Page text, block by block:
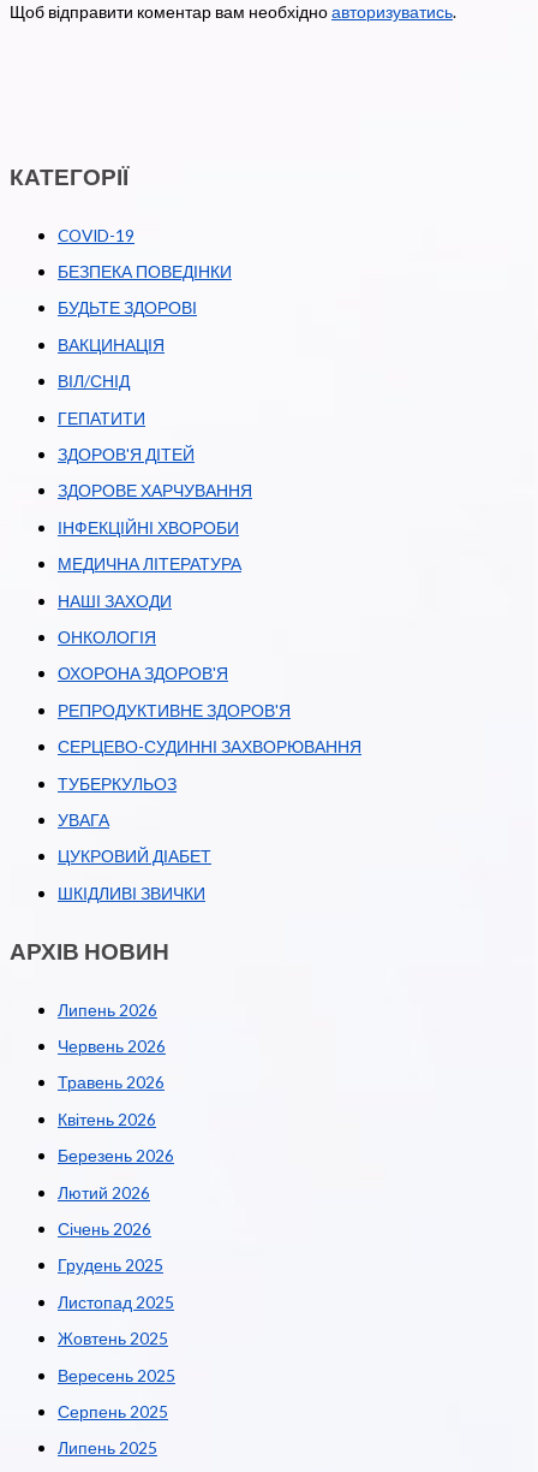
Щоб відправити коментар вам необхідноавторизуватись.
КАТЕГОРІЇ
COVID-19
БЕЗПЕКА ПОВЕДІНКИ
БУДЬТЕ ЗДОРОВІ
ВАКЦИНАЦІЯ
ВІЛ/СНІД
ГЕПАТИТИ
ЗДОРОВ'Я ДІТЕЙ
ЗДОРОВЕ ХАРЧУВАННЯ
ІНФЕКЦІЙНІ ХВОРОБИ
МЕДИЧНА ЛІТЕРАТУРА
НАШІ ЗАХОДИ
ОНКОЛОГІЯ
ОХОРОНА ЗДОРОВ'Я
РЕПРОДУКТИВНЕ ЗДОРОВ'Я
СЕРЦЕВО-СУДИННІ ЗАХВОРЮВАННЯ
ТУБЕРКУЛЬОЗ
УВАГА
ЦУКРОВИЙ ДІАБЕТ
ШКІДЛИВІ ЗВИЧКИ
АРХІВ НОВИН
Липень 2026
Червень 2026
Травень 2026
Квітень 2026
Березень 2026
Лютий 2026
Січень 2026
Грудень 2025
Листопад 2025
Жовтень 2025
Вересень 2025
Серпень 2025
Липень 2025